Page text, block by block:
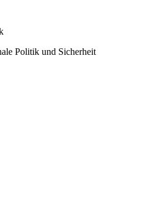
Politik und Sicherheit